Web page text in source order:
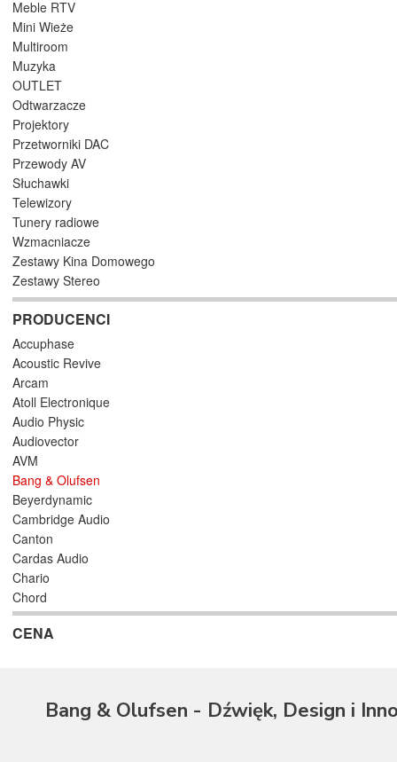
Meble RTV
Mini Wieże
Multiroom
Muzyka
OUTLET
Odtwarzacze
Projektory
Przetworniki DAC
Przewody AV
Słuchawki
Telewizory
Tunery radiowe
Wzmacniacze
Zestawy Kina Domowego
Zestawy Stereo
PRODUCENCI
Accuphase
Acoustic Revive
Arcam
Atoll Electronique
Audio Physic
Audiovector
AVM
Bang & Olufsen
Beyerdynamic
Cambridge Audio
Canton
Cardas Audio
Chario
Chord
Cyrus
Dali
Erzetich
CENA
Bang & Olufsen - Dźwięk, Design i